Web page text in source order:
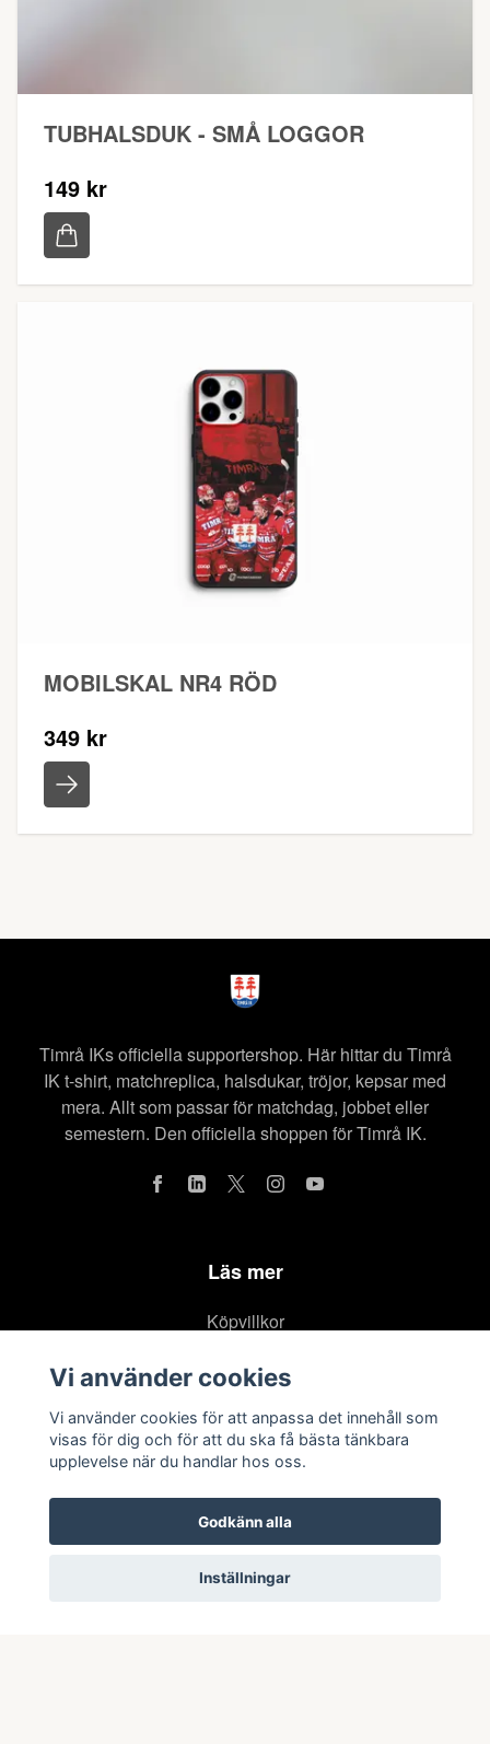
TUBHALSDUK - SMÅ LOGGOR
149 kr
MOBILSKAL NR4 RÖD
349 kr
Timrå IKs officiella supportershop. Här hittar du Timrå
IK t-shirt, matchreplica, halsdukar, tröjor, kepsar med
mera. Allt som passar för matchdag, jobbet eller
semestern. Den officiella shoppen för Timrå IK.
Läs mer
Köpvillkor
Om oss
Integritetspolicy
Vi använder cookies
Vi använder cookies för att anpassa det innehåll som
visas för dig och för att du ska få bästa tänkbara
upplevelse när du handlar hos oss.
Godkänn alla
Inställningar